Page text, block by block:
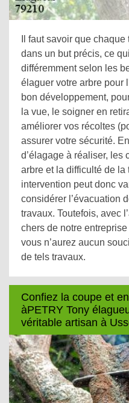
Il faut savoir que
dans un but précis, ce
différemment selon les
élaguer votre arbre pour
bon développement,
la vue, le soigner en
améliorer vos récoltes
assurer votre sécurité.
d’élagage à réaliser, les
arbre et la difficulté de
intervention peut donc
considérer l’évacuation
travaux. Toutefois, avec
chers de notre
vous n’aurez aucun
de tels travaux.
Confiez la coupe et
àPETRY Tony
véritable artisan à